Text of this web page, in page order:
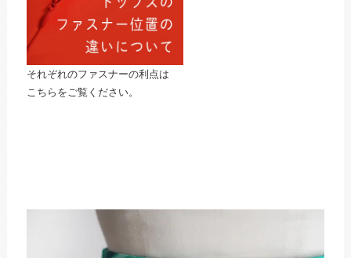
それぞれのファスナーの利点は
こちらをご覧ください。